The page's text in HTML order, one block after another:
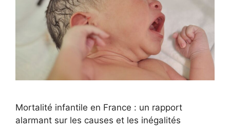
Mortalité infantile en France : un rapport
alarmant sur les causes et les inégalités